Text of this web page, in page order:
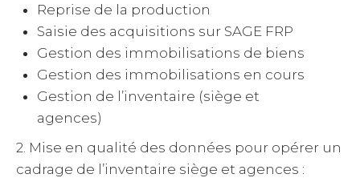
Reprise de la production
Saisie des acquisitions sur SAGE FRP
Gestion des immobilisations de biens
Gestion des immobilisations en cours
Gestion de l’inventaire (siège et
agences)
2. Mise en qualité des données pour opérer un
cadrage de l’inventaire siège et agences :